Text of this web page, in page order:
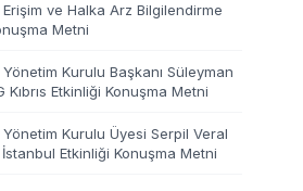
ve Halka Arz Bilgilendirme
Metni
Yönetim Kurulu Başkanı Süleyman
Kıbrıs Etkinliği Konuşma Metni
Yönetim Kurulu Üyesi Serpil Veral
Etkinliği Konuşma Metni